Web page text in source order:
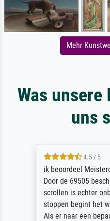
Mehr
Was unsere
uns
4.5 / 5
ik beoordeel
Door de 69505
scrollen is echter
stoppen begint het
Als er naar een